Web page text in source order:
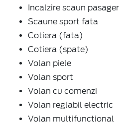
Incalzire scaun pasager
Scaune sport fata
Cotiera (fata)
Cotiera (spate)
Volan piele
Volan sport
Volan cu comenzi
Volan reglabil electric
Volan multifunctional